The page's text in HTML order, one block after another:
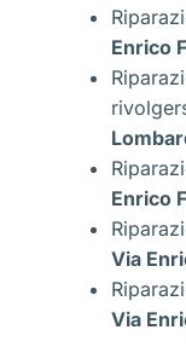
Enrico
Enrico
Via
Via